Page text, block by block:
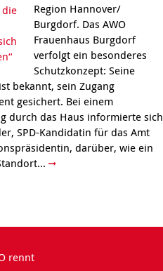
Region Hannover/
Burgdorf. Das AWO
Frauenhaus Burgdorf
verfolgt ein besonderes
Schutzkonzept: Seine
bekannt, sein Zugang
gesichert. Bei einem
durch das Haus informierte sich
SPD-Kandidatin für das Amt
darüber, wie ein
rennt